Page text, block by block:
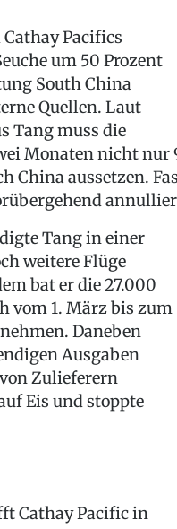
Pacifics
um 50 Prozent
South China
Quellen. Laut
Tang muss die
Monaten nicht nur
China aussetzen.
Tang in einer
weitere Flüge
bat er die 27.000
vom 1. März bis zum
Daneben
Ausgaben
Zulieferern
Eis und stoppte
Cathay Pacific in